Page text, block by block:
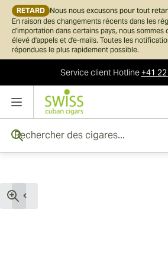
RETARD Nous nous excusons pour tout
En raison des changements récents dans les
d'importation dans certains pays, nous sommes
élevé d'appels et d'e-mails. Toutes les
répondues le plus rapidement possible.
Service clientHotline+41
Skip to Content